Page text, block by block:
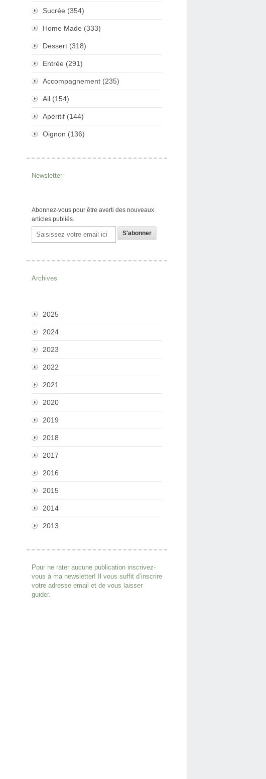
Sucrée (354)
Home Made (333)
Dessert (318)
Entrée (291)
Accompagnement (235)
Ail (154)
Apéritif (144)
Oignon (136)
Newsletter
Abonnez-vous pour être averti des nouveaux
articles publiés.
Email
Archives
2025
2024
2023
2022
2021
2020
2019
2018
2017
2016
2015
2014
2013
Pour ne rater aucune publication inscrivez-
vous à ma newsletter! Il vous suffit d’inscrire
votre adresse email et de vous laisser
guider.